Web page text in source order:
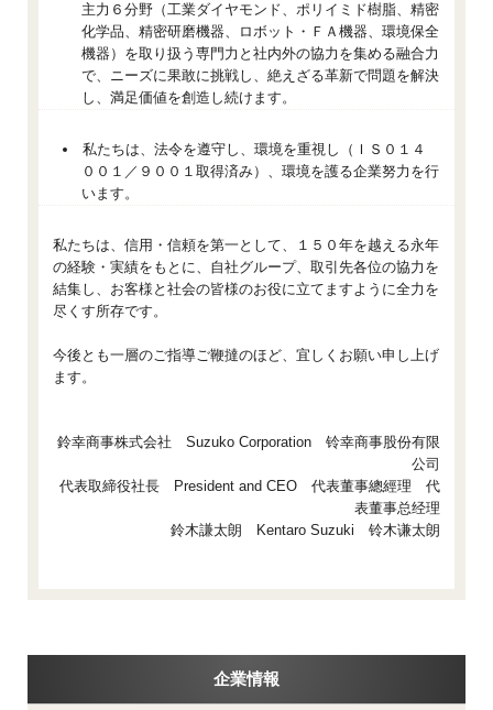
主力６分野（工業ダイヤモンド、ポリイミド樹脂、精密
化学品、精密研磨機器、ロボット・ＦＡ機器、環境保全
機器）を取り扱う専門力と社内外の協力を集める融合力
で、ニーズに果敢に挑戦し、絶えざる革新で問題を解決
し、満足価値を創造し続けます。
私たちは、法令を遵守し、環境を重視し（ＩＳ０１４
００１／９００１取得済み）、環境を護る企業努力を行
います。
私たちは、信用・信頼を第一として、１５０年を越える永年
の経験・実績をもとに、自社グループ、取引先各位の協力を
結集し、お客様と社会の皆様のお役に立てますように全力を
尽くす所存です。
今後とも一層のご指導ご鞭撻のほど、宜しくお願い申し上げ
ます。
鈴幸商事株式会社 Suzuko Corporation 铃幸商事股份有限
公司
代表取締役社長 President and CEO 代表董事總經理 代
表董事总经理
鈴木謙太朗 Kentaro Suzuki 铃木谦太朗
企業情報